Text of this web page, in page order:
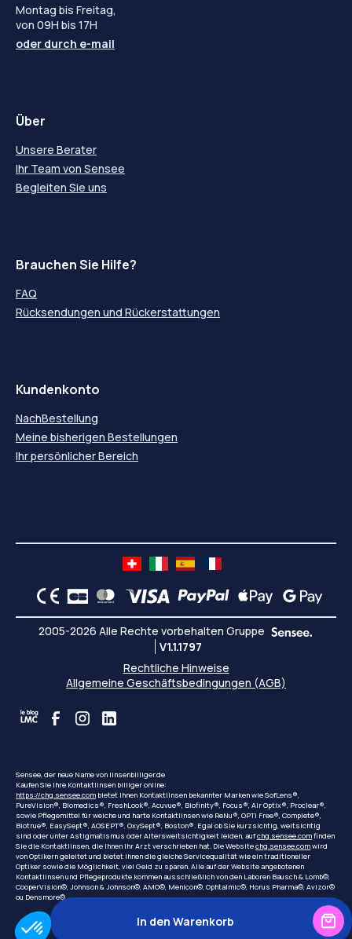
In den Warenkorb
Montag bis Freitag,
von 09H bis 17H
oder durch e-mail
Über
Unsere Berater
Ihr Team von Sensee
Begleiten Sie uns
Brauchen Sie Hilfe?
FAQ
Rücksendungen und Rückerstattungen
Kundenkonto
NachBestellung
Meine bisherigen Bestellungen
Ihr persönlicher Bereich
2005-2026 Alle Rechte vorbehalten Gruppe
V1.1.1797
Rechtliche Hinweise
Allgemeine Geschäftsbedingungen (AGB)
Sensee, der neue Name von linsenbilliger.de
Kaufen Sie Ihre Kontaktlinsen billiger online:
https://chg.sensee.com bietet Ihnen Kontaktlinsen bekannter Marken wie SofLens®,
PureVision®, Biomedics®, FreshLook®, Acuvue®, Biofinity®, Focus®, Air Optix®, Proclear®,
sowie Pflegemittel für weiche und harte Kontaktlinsen wie ReNu®, OPTI Free®, Complete®,
Biotrue®, EasySept®, AOSEPT®, OxySept®, Boston®. Egal ob Sie kurzsichtig, weitsichtig
sind oder unter Astigmatismus oder Altersweitsichtigkeit leiden, aufchg.sensee.comfinden
Sie die Kontaktlinsen, die Ihnen Ihr Arzt verschrieben hat. Die Websitechg.sensee.comwird
von Optikern geleitet und bietet Ihnen die gleiche Servicequalität wie ein traditioneller
Optiker sowie die Möglichkeit, viel Geld zu sparen. Alle auf der Website angebotenen
Kontaktlinsen und Pflegeprodukte kommen ausschließlich von den Laboren Bausch & Lomb©,
CooperVision©, Johnson & Johnson©, AMO©, Menicon©, Ophtalmic©, Horus Pharma©, Avizor©
ou Densmore©.